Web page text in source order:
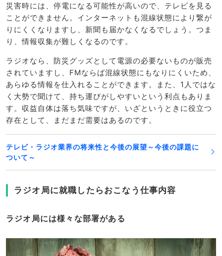
災害時には、停電になる可能性が高いので、テレビを見る
ことができません。インターネットも混線状態により繋が
りにくくなりますし、新聞も届かなくなるでしょう。つま
り、情報収集が難しくなるのです。
ラジオなら、防災グッズとして電源の必要ないものが販売
されていますし、FMならば混線状態にもなりにくいため、
あらゆる情報を仕入れることができます。また、1人ではな
く大勢で聞けて、持ち運びがしやすいという利点もありま
す。収益自体は落ち気味ですが、いざというときに役立つ
存在として、まだまだ需要はあるのです。
テレビ・ラジオ業界の将来性と今後の展望～今後の課題に
ついて～
ラジオ局に就職したらおこなう仕事内容
ラジオ局には様々な部署がある